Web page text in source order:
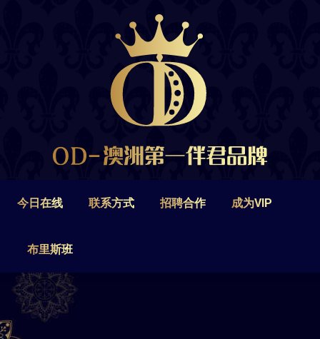
今日在线 联系方式 招聘合作 成为VIP
布里斯班
联系方式 招聘合作
布里斯班